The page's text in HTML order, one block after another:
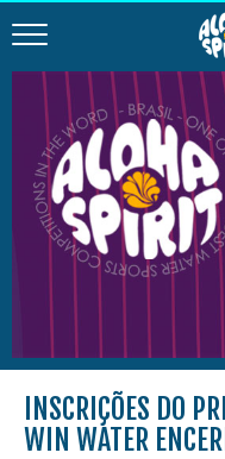
INSCRIÇÕES DO
WIN WATER